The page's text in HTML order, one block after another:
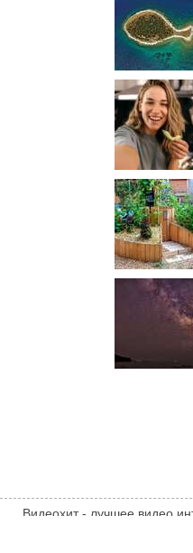
Видеохит - лучшее видео